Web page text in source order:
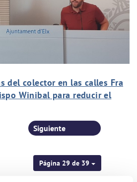
del colector en las calles Fra
Winibal para reducir el
Página 29 de 39
Siguiente